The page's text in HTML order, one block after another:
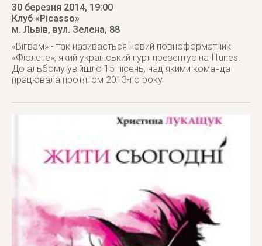
30 березня 2014, 19:00
Клуб «Picasso»
м. Львів, вул. Зелена, 88
«Вігвам» - так називається новий повноформатник
«Фіолетe», який український гурт презентує на ITunes.
До альбому увійшло 15 пісень, над якими команда
працювала протягом 2013-го року